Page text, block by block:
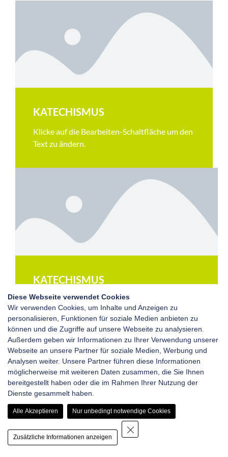
KATECHISMUS
Klicke auf die Bearbeiten-Schaltfläche um den
Text zu ändern.
KATECHISMUS
Klicke auf die Bearbeiten-Schaltfläche um den
Text zu ändern.
ZUM TAGESPROGRAMM
ZUM TAGESPROGRAMM
Diese Webseite verwendet Cookies
Wir verwenden Cookies, um Inhalte und Anzeigen zu
personalisieren, Funktionen für soziale Medien anbieten zu
können und die Zugriffe auf unsere Webseite zu analysieren.
Außerdem geben wir Informationen zu Ihrer Verwendung unserer
Webseite an unsere Partner für soziale Medien, Werbung und
Analysen weiter. Unsere Partner führen diese Informationen
möglicherweise mit weiteren Daten zusammen, die Sie Ihnen
bereitgestellt haben oder die im Rahmen Ihrer Nutzung der
Dienste gesammelt haben.
Alle Akzeptieren Nur unbedingt notwendige Cookies
Zusätzliche Informationen anzeigen